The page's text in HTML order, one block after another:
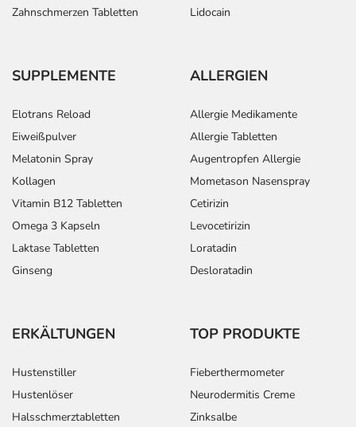
Zahnschmerzen Tabletten Lidocain
SUPPLEMENTE
Elotrans Reload
Eiweißpulver
Melatonin Spray
Kollagen
Vitamin B12 Tabletten
Omega 3 Kapseln
Laktase Tabletten
Ginseng
ALLERGIEN
Allergie Medikamente
Allergie Tabletten
Augentropfen Allergie
Mometason Nasenspray
Cetirizin
Levocetirizin
Loratadin
Desloratadin
ERKÄLTUNGEN
Hustenstiller
Hustenlöser
Halsschmerztabletten
TOP PRODUKTE
Fieberthermometer
Neurodermitis Creme
Zinksalbe